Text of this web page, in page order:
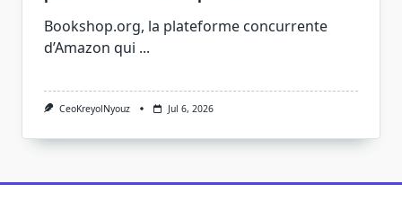
Bookshop.org, la plateforme concurrente
d’Amazon qui ...
CeoKreyolNyouz Jul 6, 2026